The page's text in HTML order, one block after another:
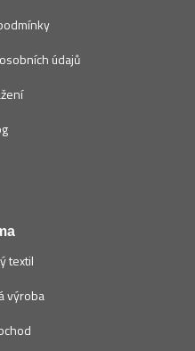
údajů
textil
výroba